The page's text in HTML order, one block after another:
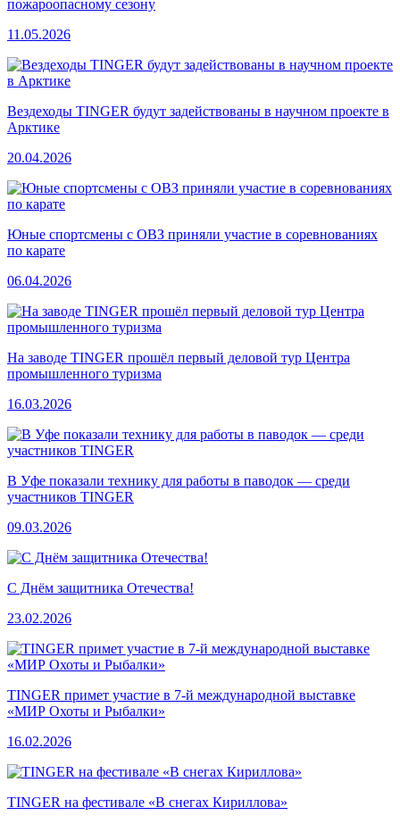
пожароопасному сезону
11.05.2026
Вездеходы TINGER будут задействованы в научном проекте в
Арктике
20.04.2026
Юные спортсмены с ОВЗ приняли участие в соревнованиях
по карате
06.04.2026
На заводе TINGER прошёл первый деловой тур Центра
промышленного туризма
16.03.2026
В Уфе показали технику для работы в паводок — среди
участников TINGER
09.03.2026
С Днём защитника Отечества!
23.02.2026
TINGER примет участие в 7-й международной выставке
«МИР Охоты и Рыбалки»
16.02.2026
TINGER на фестивале «В снегах Кириллова»